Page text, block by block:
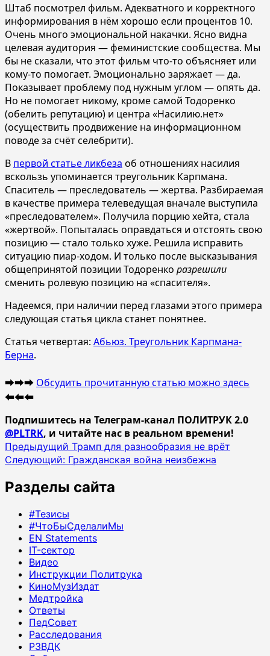
Штаб посмотрел фильм. Адекватного и корректного
информирования в нём хорошо если процентов 10.
Очень много эмоциональной накачки. Ясно видна
целевая аудитория — феминистские сообщества. Мы
бы не сказали, что этот фильм что-то объясняет или
кому-то помогает. Эмоционально заряжает — да.
Показывает проблему под нужным углом — опять да.
Но не помогает никому, кроме самой Тодоренко
(обелить репутацию) и центра «Насилию.нет»
(осуществить продвижение на информационном
поводе за счёт селебрити).
В первой статье ликбеза об отношениях насилия
вскользь упоминается треугольник Карпмана.
Спаситель — преследователь — жертва. Разбираемая
в качестве примера телеведущая вначале выступила
«преследователем». Получила порцию хейта, стала
«жертвой». Попыталась оправдаться и отстоять свою
позицию — стало только хуже. Решила исправить
ситуацию пиар-ходом. И только после высказывания
общепринятой позиции Тодоренко разрешили
сменить ролевую позицию на «спасителя».
Надеемся, при наличии перед глазами этого примера
следующая статья цикла станет понятнее.
Статья четвертая: Абьюз. Треугольник Карпмана-
Берна.
➡️➡️➡️ Обсудить прочитанную статью можно здесь
⬅️⬅️⬅️
Подпишитесь на Телеграм-канал ПОЛИТРУК 2.0
@PLTRK, и читайте нас в реальном времени!
Навигация
записи
Предыдущий Трамп для разнообразия не врёт
Следующий: Гражданская война неизбежна
Разделы сайта
#Тезисы
#ЧтоБыСделалиМы
EN Statements
IT-сектор
Видео
Инструкции Политрука
КиноМузИздат
Медтройка
Ответы
ПедСовет
Расследования
РЗВДК